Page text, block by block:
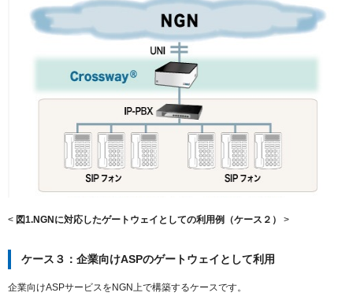
< 図1.NGNに対応したゲートウェイとしての利用例（ケース２） >
ケース３：企業向けASPのゲートウェイとして利用
企業向けASPサービスをNGN上で構築するケースです。